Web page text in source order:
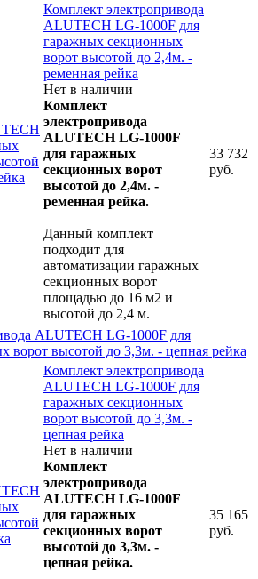
Комплект электропривода
ALUTECH LG-1000F для
гаражных секционных
ворот высотой до 2,4м. -
ременная рейка
Нет в наличии
Комплект
электропривода
ALUTECH LG-1000F
для гаражных
секционных ворот
высотой до 2,4м. -
ременная рейка.
Данный комплект
подходит для
автоматизации гаражных
секционных ворот
площадью до 16 м2 и
высотой до 2,4 м.
33 732
руб.
ALUTECH LG-1000F для
ворот высотой до 3,3м. - цепная рейка
Комплект электропривода
ALUTECH LG-1000F для
гаражных секционных
ворот высотой до 3,3м. -
цепная рейка
Нет в наличии
Комплект
электропривода
ALUTECH LG-1000F
для гаражных
секционных ворот
высотой до 3,3м. -
цепная рейка.
35 165
руб.